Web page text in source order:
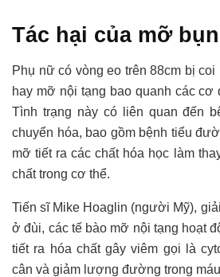
Tác hại của mỡ
Phụ nữ có vòng eo trên 88cm bị
hay mỡ nội tạng bao quanh các cơ
Tình trạng này có liên quan đến
chuyển hóa, bao gồm bệnh tiểu
mỡ tiết ra các chất hóa học làm
chất trong cơ thể.
Tiến sĩ Mike Hoaglin (người Mỹ),
ở đùi, các tế bào mỡ nội tạng hoạt
tiết ra hóa chất gây viêm gọi là
cân và giảm lượng đường trong